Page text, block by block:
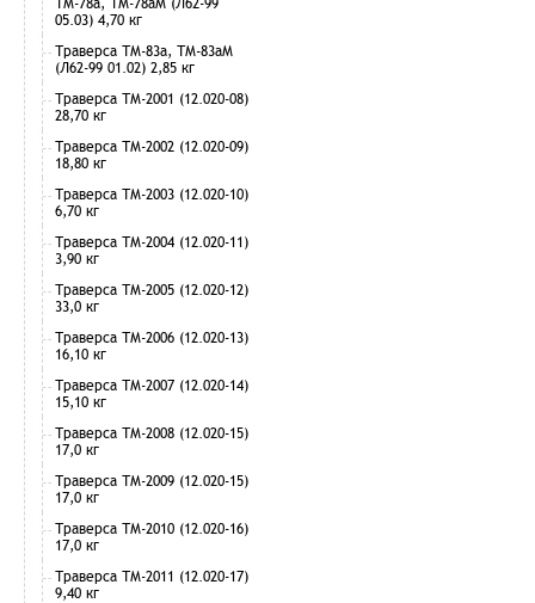
05.03) 4,70 кг
Траверса ТМ-83а, ТМ-83аМ
(Л62-99 01.02) 2,85 кг
Траверса ТМ-2001 (12.020-08)
28,70 кг
Траверса ТМ-2002 (12.020-09)
18,80 кг
Траверса ТМ-2003 (12.020-10)
6,70 кг
Траверса ТМ-2004 (12.020-11)
3,90 кг
Траверса ТМ-2005 (12.020-12)
33,0 кг
Траверса ТМ-2006 (12.020-13)
16,10 кг
Траверса ТМ-2007 (12.020-14)
15,10 кг
Траверса ТМ-2008 (12.020-15)
17,0 кг
Траверса ТМ-2009 (12.020-15)
17,0 кг
Траверса ТМ-2010 (12.020-16)
17,0 кг
Траверса ТМ-2011 (12.020-17)
9,40 кг